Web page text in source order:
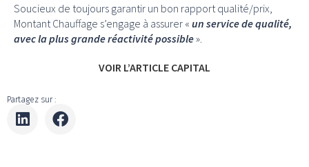
Soucieux de toujours garantir un bon rapport qualité/prix,
Montant Chauffage s’engage à assurer « un service de qualité,
avec la plus grande réactivité possible».
VOIR L’ARTICLE CAPITAL
Partagez sur :